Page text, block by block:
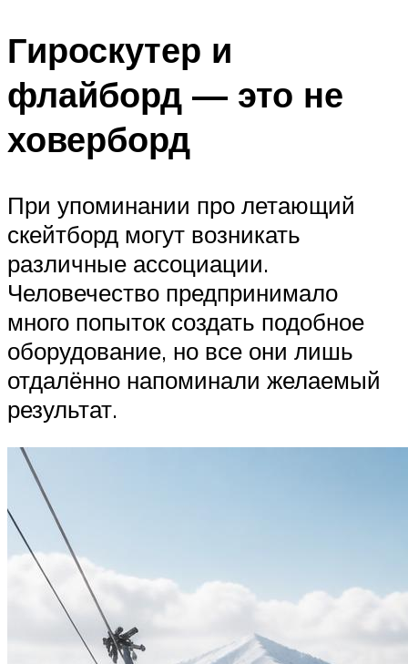
Гироскутер и
флайборд — это не
ховерборд
При упоминании про летающий
скейтборд могут возникать
различные ассоциации.
Человечество предпринимало
много попыток создать подобное
оборудование, но все они лишь
отдалённо напоминали желаемый
результат.